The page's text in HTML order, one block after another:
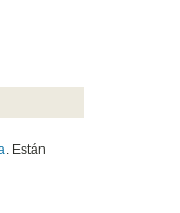
. Están